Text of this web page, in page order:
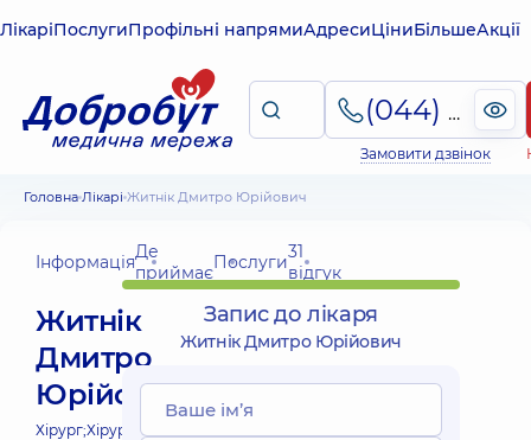
ЛікаріПослугиПрофільні напрямиАдресиЦіниБільшеАкції
(044) 495-2-888
Замовити дзвінок
Головна Лікарі Житнік Дмитро Юрійович
ІнформаціяДе
приймаєПослуги31
відгук
Житнік
Дмитро
Юрійович
Хірург;Хірург проктолог;
Запис до лікаря
Житнік Дмитро Юрійович